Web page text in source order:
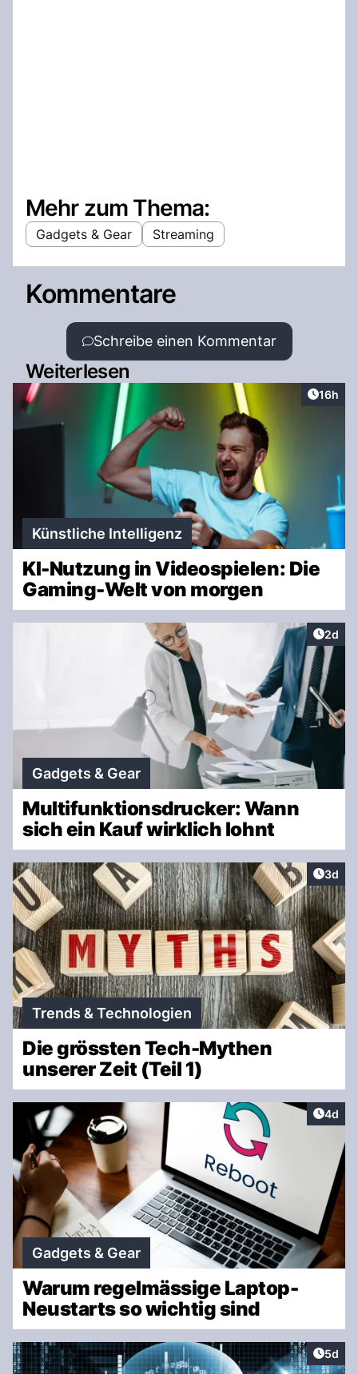
Mehr zum Thema:
Gadgets & Gear Streaming
Kommentare
Schreibe einen Kommentar
Weiterlesen
Artikel
16h
Künstliche Intelligenz
KI-Nutzung in Videospielen: Die
Gaming-Welt von morgen
2d
Gadgets & Gear
Multifunktionsdrucker: Wann
sich ein Kauf wirklich lohnt
3d
Trends & Technologien
Die grössten Tech-Mythen
unserer Zeit (Teil 1)
4d
Gadgets & Gear
Warum regelmässige Laptop-
Neustarts so wichtig sind
5d